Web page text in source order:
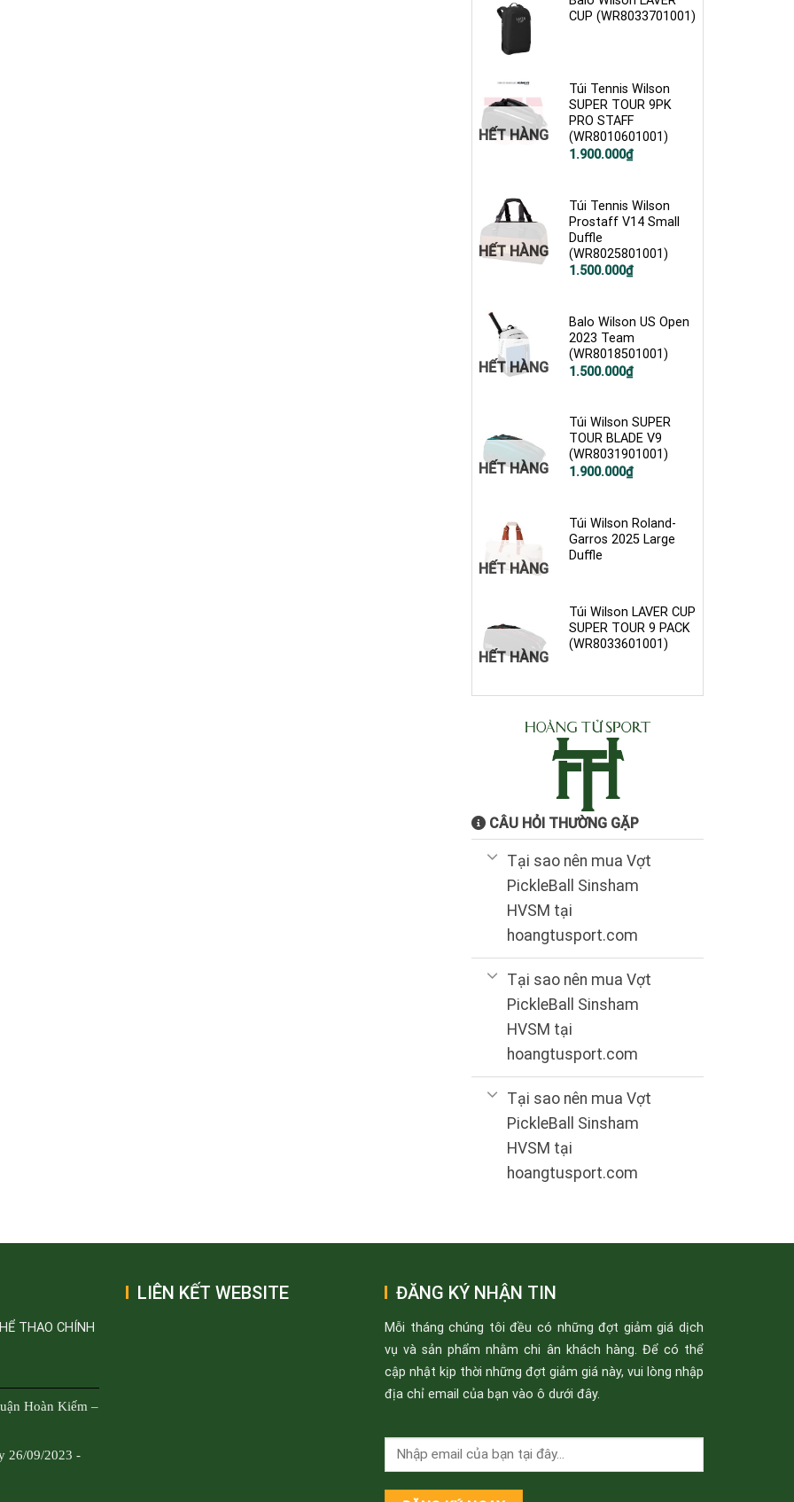
CUP (WR8033701001)
HẾT HÀNG
Túi Tennis Wilson
SUPER TOUR 9PK
PRO STAFF
(WR8010601001)
Giá
1.900.000₫
Giá
1.900.000₫.
HẾT HÀNG
Túi Tennis Wilson
Prostaff V14 Small
Duffle
(WR8025801001)
Giá
1.500.000₫
Giá
1.500.000₫.
HẾT HÀNG
Balo Wilson US Open
2023 Team
(WR8018501001)
1.500.000₫
HẾT HÀNG
Túi Wilson SUPER
TOUR BLADE V9
(WR8031901001)
1.900.000₫
HẾT HÀNG
Túi Wilson Roland-
Garros 2025 Large
Duffle
HẾT HÀNG
Túi Wilson LAVER CUP
SUPER TOUR 9 PACK
(WR8033601001)
CÂU HỎI THƯỜNG GẶP
Tại sao nên mua Vợt
PickleBall Sinsham
HVSM tại
hoangtusport.com
Tại sao nên mua Vợt
PickleBall Sinsham
HVSM tại
hoangtusport.com
Tại sao nên mua Vợt
PickleBall Sinsham
HVSM tại
hoangtusport.com
THAO CHÍNH
Hoàn Kiếm –
26/09/2023 -
LIÊN KẾT WEBSITE ĐĂNG KÝ NHẬN TIN
Mỗi tháng chúng tôi đều có những đợt giảm giá dịch
vụ và sản phẩm nhằm chi ân khách hàng. Để có thể
cập nhật kịp thời những đợt giảm giá này, vui lòng nhập
địa chỉ email của bạn vào ô dưới đây.